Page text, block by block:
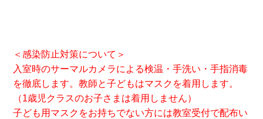
＜感染防止対策について＞
入室時のサーマルカメラによる検温・手洗い・手指消毒
を徹底します。教師と子どもはマスクを着用します。
（1歳児クラスのお子さまは着用しません）
子ども用マスクをお持ちでない方には教室受付で配布い